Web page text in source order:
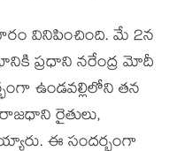
వినిపించింది. మే 2న
ప్రధాని నరేంద్ర మోదీ
ఉండవల్లిలోని తన
రైతులు,
ఈ సందర్భంగా